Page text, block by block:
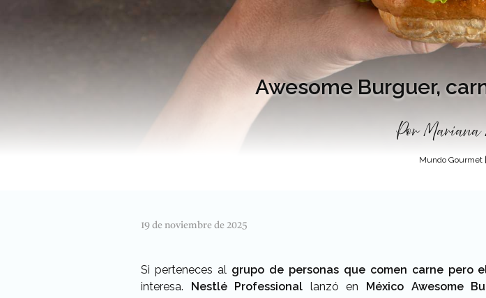
Awesome Burguer,
Por Mariana
Mundo Gourmet
19 de noviembre de 2025
Si perteneces al grupo de personas que comen carne pero
interesa. Nestlé Professional lanzó en México Awesome